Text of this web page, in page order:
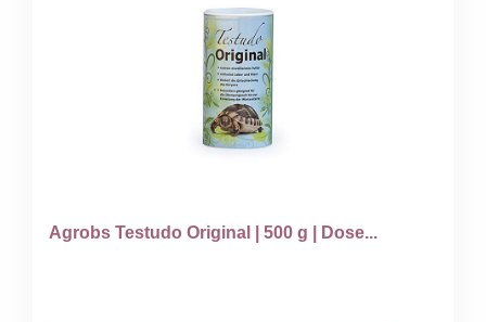
Agrobs Testudo Original | 500 g | Dose...